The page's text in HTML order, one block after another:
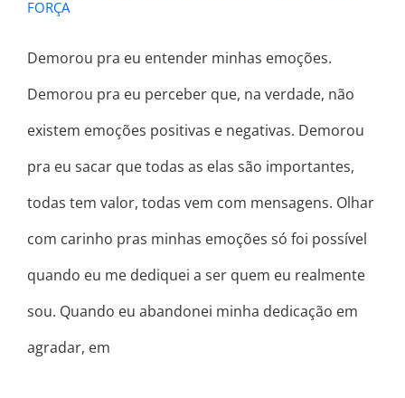
FORÇA
Demorou pra eu entender minhas emoções.
Demorou pra eu perceber que, na verdade, não
existem emoções positivas e negativas. Demorou
pra eu sacar que todas as elas são importantes,
todas tem valor, todas vem com mensagens. Olhar
com carinho pras minhas emoções só foi possível
quando eu me dediquei a ser quem eu realmente
sou. Quando eu abandonei minha dedicação em
agradar, em